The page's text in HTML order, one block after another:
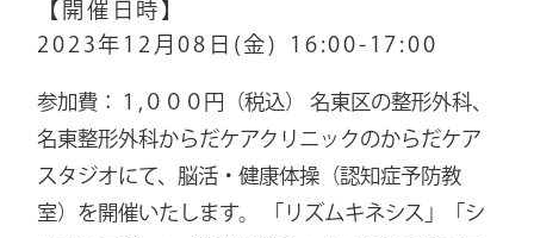
【開催日時】
2023年12月08日(金)
16:00-17:00
参加費：１,０００円（税込） 名東区の整形外科、
名東整形外科からだケアクリニックのからだケア
スタジオにて、脳活・健康体操（認知症予防教
室）を開催いたします。 「リズムキネシス」「シ